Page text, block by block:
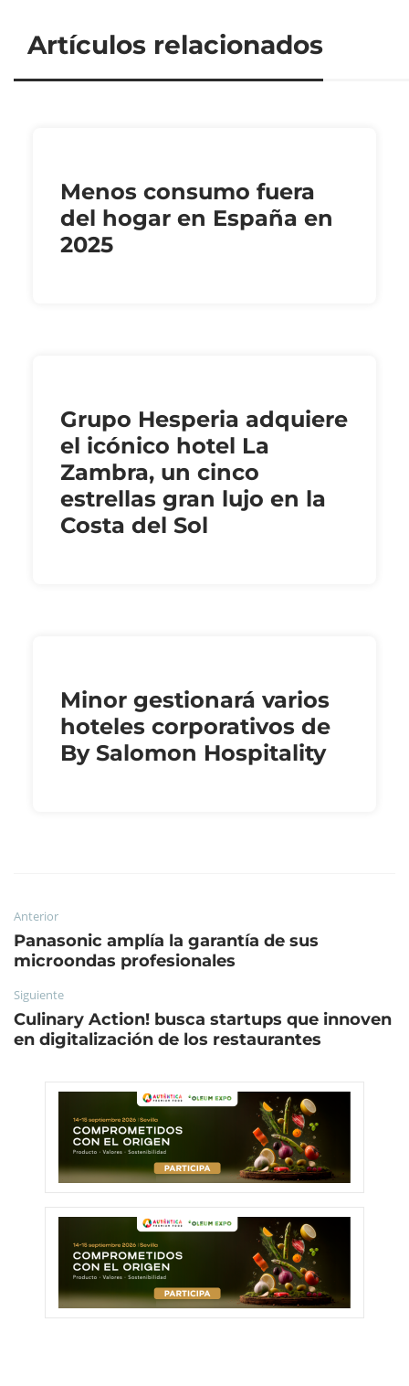
Artículos relacionados
Menos consumo fuera
del hogar en España en
2025
Grupo Hesperia adquiere
el icónico hotel La
Zambra, un cinco
estrellas gran lujo en la
Costa del Sol
Minor gestionará varios
hoteles corporativos de
By Salomon Hospitality
Anterior
Panasonic amplía la garantía de sus
microondas profesionales
Siguiente
Culinary Action! busca startups que innoven
en digitalización de los restaurantes